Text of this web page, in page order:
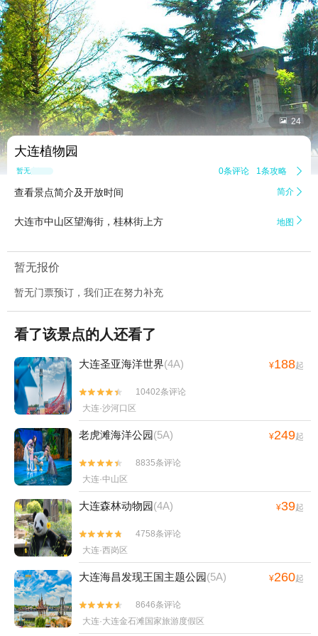
 24
大连植物园
暂无点评 0条评论 1条攻略 
查看景点简介及开放时间 简介 
大连市中山区望海街，桂林街上方 地图 
暂无报价
暂无门票预订，我们正在努力补充
看了该景点的人还看了
大连圣亚海洋世界(4A) ¥188起


10402条评论
大连·沙河口区
老虎滩海洋公园(5A) ¥249起


8835条评论
大连·中山区
大连森林动物园(4A) ¥39起


4758条评论
大连·西岗区
大连海昌发现王国主题公园(5A) ¥260起


8646条评论
大连·大连金石滩国家旅游度假区
